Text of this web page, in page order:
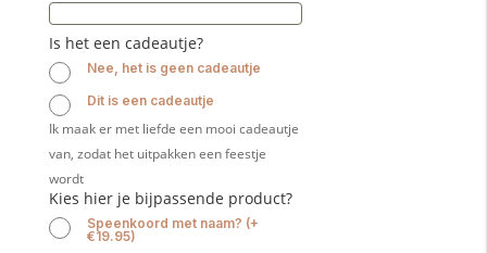
Is het een cadeautje?
Nee, het is geen cadeautje
Dit is een cadeautje
Ik maak er met liefde een mooi cadeautje
van, zodat het uitpakken een feestje
wordt
Kies hier je bijpassende product?
Speenkoord met naam? (+
€19.95)